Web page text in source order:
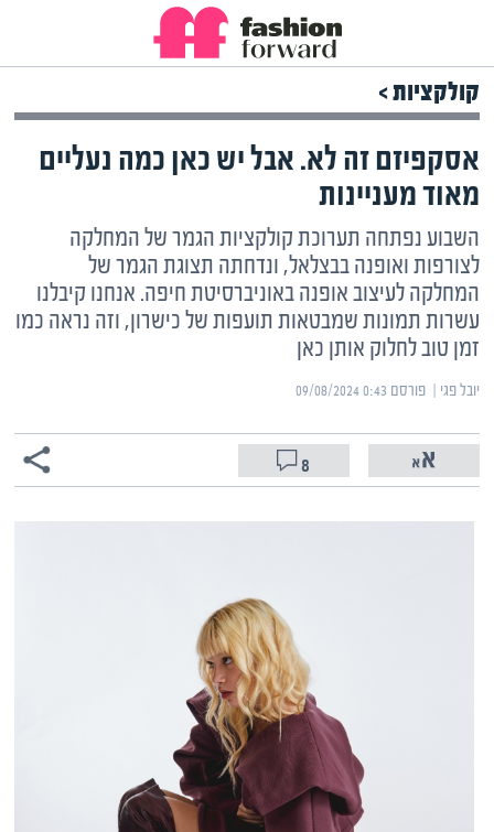
קולקציות >
אסקפיזם זה לא. אבל יש כאן כמה נעליים
מאוד מעניינות
השבוע נפתחה תערוכת קולקציות הגמר של המחלקה
לצורפות ואופנה בבצלאל, ונדחתה תצוגת הגמר של
המחלקה לעיצוב אופנה באוניברסיטת חיפה. אנחנו קיבלנו
עשרות תמונות שמבטאות תועפות של כישרון, וזה נראה כמו
זמן טוב לחלוק אותן כאן
יובל פגי | ‏פורסם ‎09/08/2024 0:43
8